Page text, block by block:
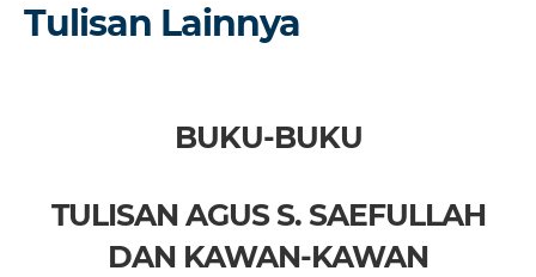
Tulisan Lainnya
BUKU-BUKU
TULISAN AGUS S. SAEFULLAH
DAN KAWAN-KAWAN